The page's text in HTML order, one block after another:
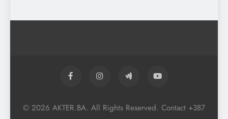
© 2026 AKTER.BA. All Rights Reserved. Contact +387